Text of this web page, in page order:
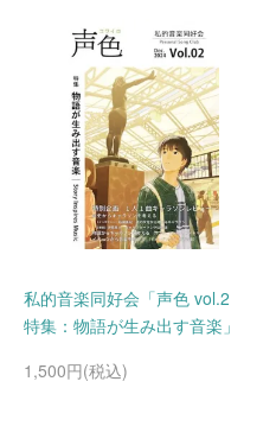
私的音楽同好会「声色 vol.2
特集：物語が生み出す音楽」
1,500円(税込)